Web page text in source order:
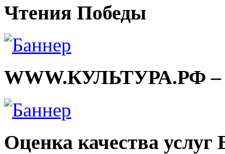
Чтения Победы
WWW.КУЛЬТУРА.РФ –
Оценка качества